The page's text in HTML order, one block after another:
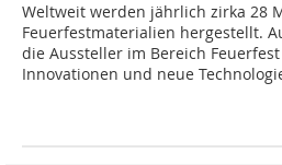
Weltweit werden jährlich zirka 28
Feuerfestmaterialien hergestellt.
die Aussteller im Bereich
Innovationen und neue